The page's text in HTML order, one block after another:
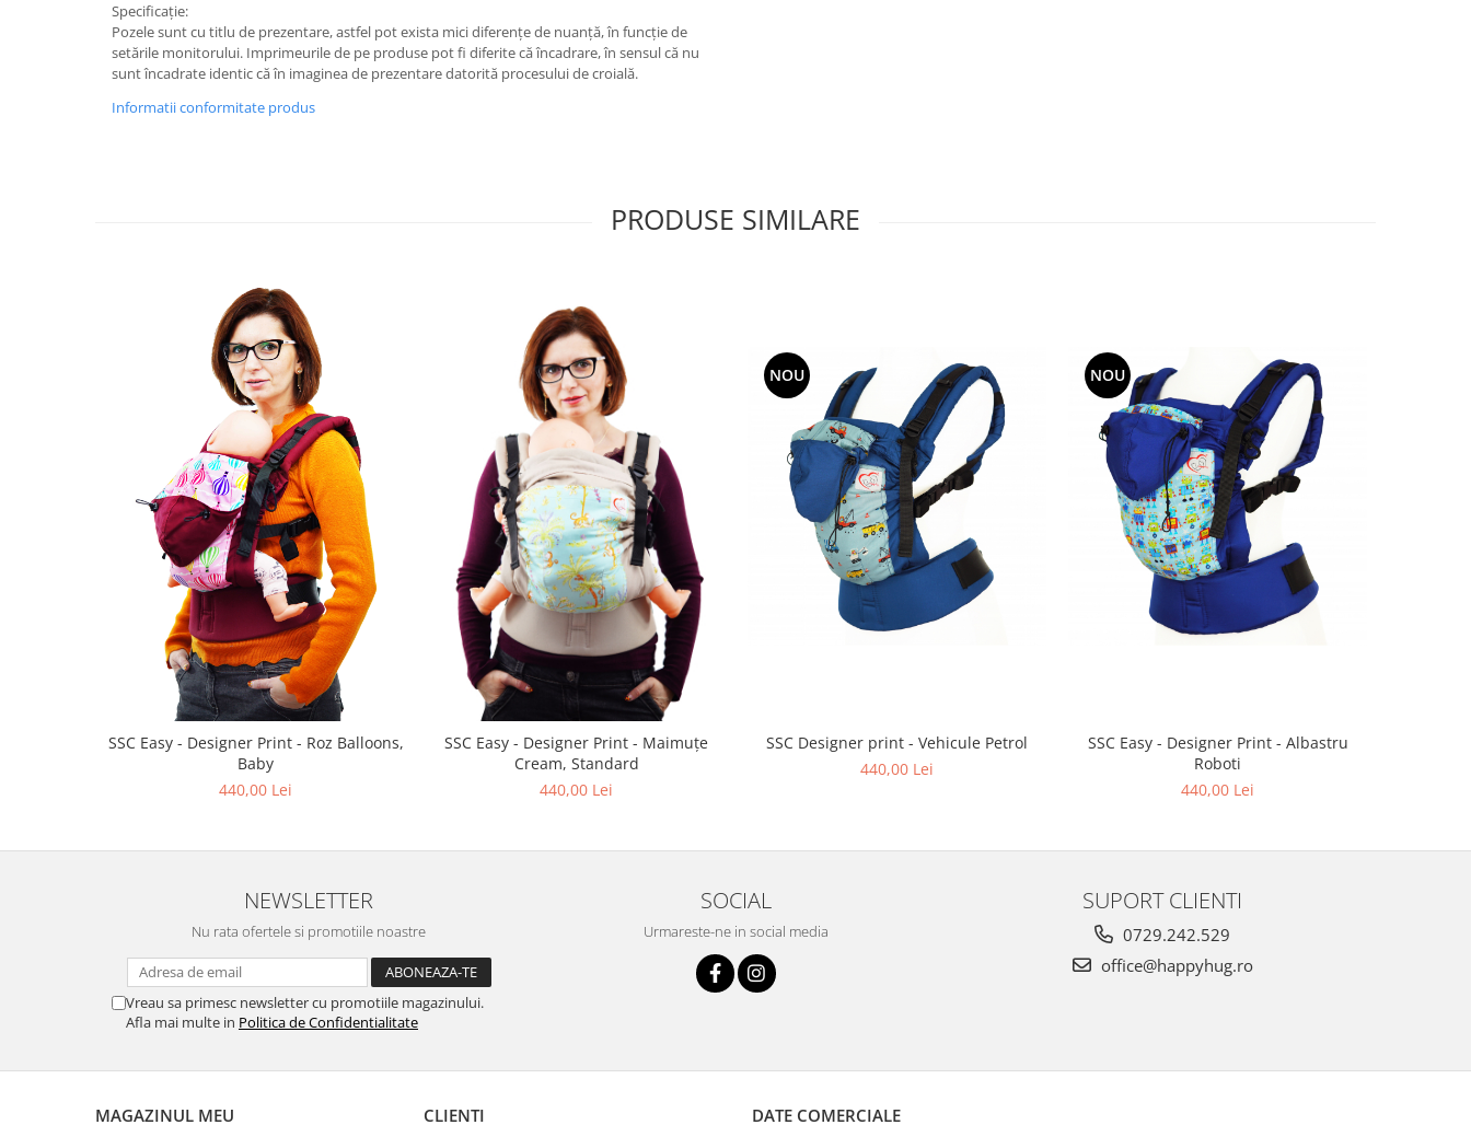
Specificație:
Pozele sunt cu titlu de prezentare, astfel pot exista mici diferențe de nuanță, în funcție de
setările monitorului. Imprimeurile de pe produse pot fi diferite că încadrare, în sensul că nu
sunt încadrate identic că în imaginea de prezentare datorită procesului de croială.
Informatii conformitate produs
PRODUSE SIMILARE
SSC Easy - Designer Print - Roz Balloons,
Baby
440,00 Lei
SSC Easy - Designer Print - Maimuțe
Cream, Standard
440,00 Lei
NOU
SSC Designer print - Vehicule Petrol
440,00 Lei
NOU
SSC Easy - Designer Print - Albastru
Roboti
440,00 Lei
NEWSLETTER
Nu rata ofertele si promotiile noastre
Vreau sa primesc newsletter cu promotiile magazinului.
Afla mai multe in Politica de Confidentialitate
SOCIAL
Urmareste-ne in social media
SUPORT CLIENTI
0729.242.529
office@happyhug.ro
MAGAZINUL MEU CLIENTI DATE COMERCIALE